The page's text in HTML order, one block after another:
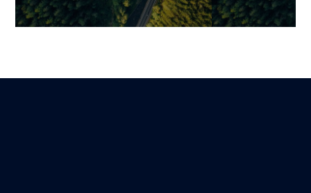
warehouse cloud
Databricks ?